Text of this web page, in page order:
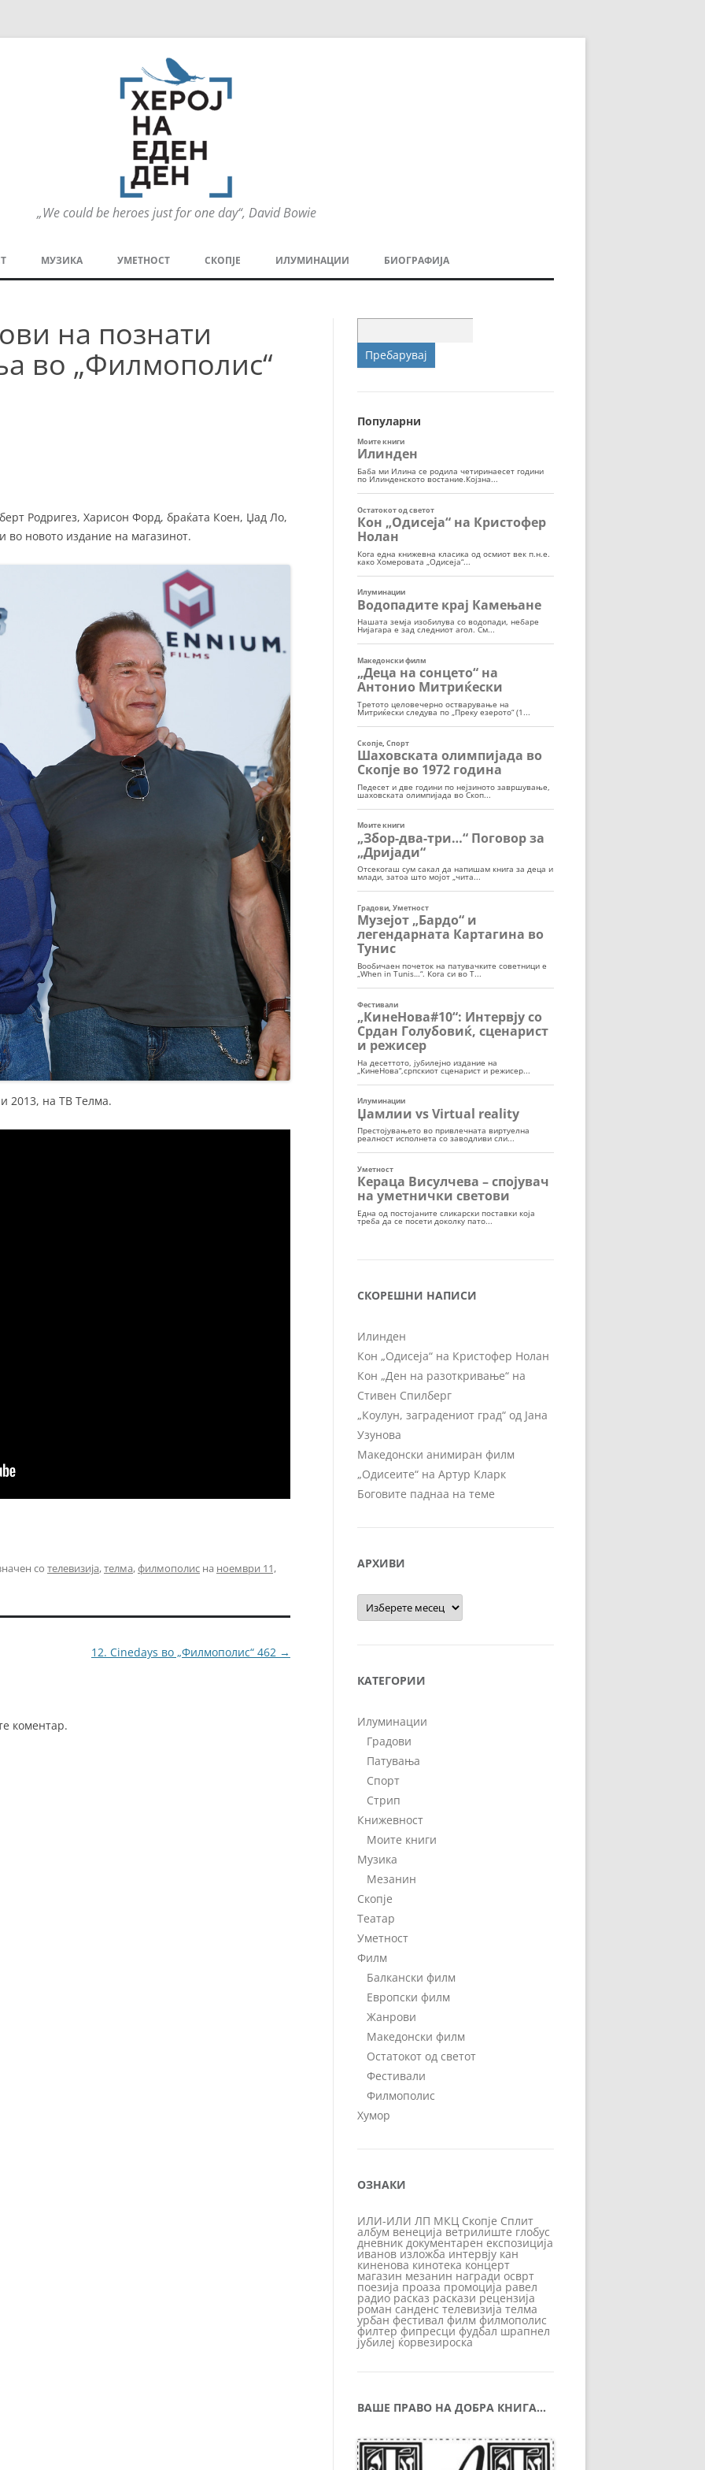
„We could be heroes just for one day“, David Bowie
содржината
МУЗИКА УМЕТНОСТ СКОПЈЕ ИЛУМИНАЦИИ
СПОРТ
БИОГРАФИЈА
на познати
во „Филмополис“
Родригез, Харисон Форд, браќата Коен, Џад Ло,
во новото издание на магазинот.
2013, на ТВ Телма.
со телевизија,телма,филмополис на ноември 11,
12. Cinedays во „Филмополис“ 462 →
коментар.
за:
Популарни
СКОРЕШНИ НАПИСИ
Илинден
Кон „Одисеја“ на Кристофер Нолан
Кон „Ден на разоткривање“ на
Стивен Спилберг
„Коулун, заградениот град“ од Јана
Узунова
Македонски анимиран филм
„Одисеите“ на Артур Кларк
Боговите паднаа на теме
АРХИВИ
Архиви
КАТЕГОРИИ
Илуминации
Градови
Патувања
Спорт
Стрип
Книжевност
Моите книги
Музика
Мезанин
Скопје
Театар
Уметност
Филм
Балкански филм
Европски филм
Жанрови
Македонски филм
Остатокот од светот
Фестивали
Филмополис
Хумор
ОЗНАКИ
ИЛИ-ИЛИ ЛП МКЦ Скопје Сплит
албум венеција ветрилиште глобус
дневник документарен експозиција
иванов изложба интервју кан
киненова кинотека концерт
магазин мезанин награди осврт
поезија проаза промоција равел
радио расказ раскази рецензија
роман санденс телевизија телма
урбан фестивал филм филмополис
филтер фипресци фудбал шрапнел
јубилеј ќорвезироска
ВАШЕ ПРАВО НА ДОБРА КНИГА…